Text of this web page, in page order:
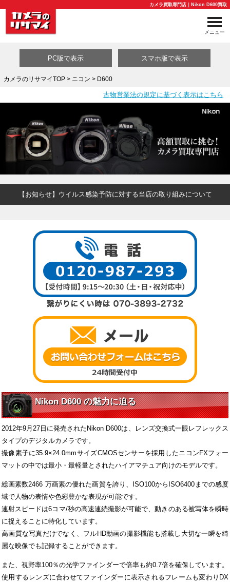
カメラ買取専門店｜Nikon D600買取
メニュー
買取カテゴリ一覧
PC版で表示 スマホ版で表示
カメラのリサマイTOP> ニコン > D600
古物営業法の規定に基づく表示はこちら
【お知らせ】ウイルス感染予防に対する当店の取り組みについて
Nikon D600 の魅力に迫る
2012年9月27日に発売されたNikon D600は、レンズ交換式一眼レフレックス
タイプのデジタルカメラです。
撮像素子に35.9×24.0mmサイズCMOSセンサーを採用したニコンFXフォー
マットの中では最小・最軽量とされたハイアマチュア向けのモデルです。
総画素数2466 万画素の優れた画質を誇り、ISO100からISO6400までの感度
域で人物の表情や色彩豊かな表現が可能です。
連射スピードは6コマ/秒の高速連続撮影が可能で、動きのある被写体を瞬時
に捉えることに特化しています。
高画質な写真だけでなく、フルHD動画の撮影機能も搭載し大切な一瞬を綺
麗な映像でも記録することができます。
また、視野率100％の光学ファインダーで倍率も約0.7倍を確保しています。
使用するレンズに合わせてファインダーに表示されるフレームも変わりDX